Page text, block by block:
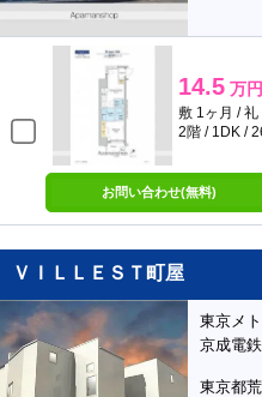
14.5 万円
敷 1ヶ月 / 礼
2階 / 1DK /
お問い合わせ(無料)
ＶＩＬＬＥＳＴ町屋
東京メ
京成電
東京都